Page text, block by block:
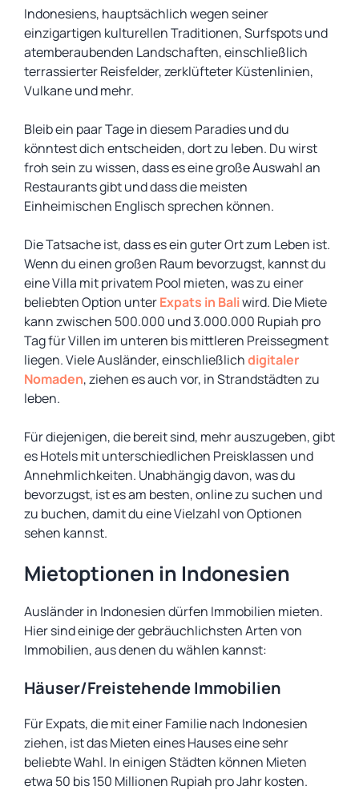
Indonesiens, hauptsächlich wegen seiner
einzigartigen kulturellen Traditionen, Surfspots und
atemberaubenden Landschaften, einschließlich
terrassierter Reisfelder, zerklüfteter Küstenlinien,
Vulkane und mehr.
Bleib ein paar Tage in diesem Paradies und du
könntest dich entscheiden, dort zu leben. Du wirst
froh sein zu wissen, dass es eine große Auswahl an
Restaurants gibt und dass die meisten
Einheimischen Englisch sprechen können.
Die Tatsache ist, dass es ein guter Ort zum Leben ist.
Wenn du einen großen Raum bevorzugst, kannst du
eine Villa mit privatem Pool mieten, was zu einer
beliebten Option unterExpats in Baliwird. Die Miete
kann zwischen 500.000 und 3.000.000 Rupiah pro
Tag für Villen im unteren bis mittleren Preissegment
liegen. Viele Ausländer, einschließlichdigitaler
Nomaden, ziehen es auch vor, in Strandstädten zu
leben.
Für diejenigen, die bereit sind, mehr auszugeben, gibt
es Hotels mit unterschiedlichen Preisklassen und
Annehmlichkeiten. Unabhängig davon, was du
bevorzugst, ist es am besten, online zu suchen und
zu buchen, damit du eine Vielzahl von Optionen
sehen kannst.
Mietoptionen in Indonesien
Ausländer in Indonesien dürfen Immobilien mieten.
Hier sind einige der gebräuchlichsten Arten von
Immobilien, aus denen du wählen kannst:
Häuser/Freistehende Immobilien
Für Expats, die mit einer Familie nach Indonesien
ziehen, ist das Mieten eines Hauses eine sehr
beliebte Wahl. In einigen Städten können Mieten
etwa 50 bis 150 Millionen Rupiah pro Jahr kosten.